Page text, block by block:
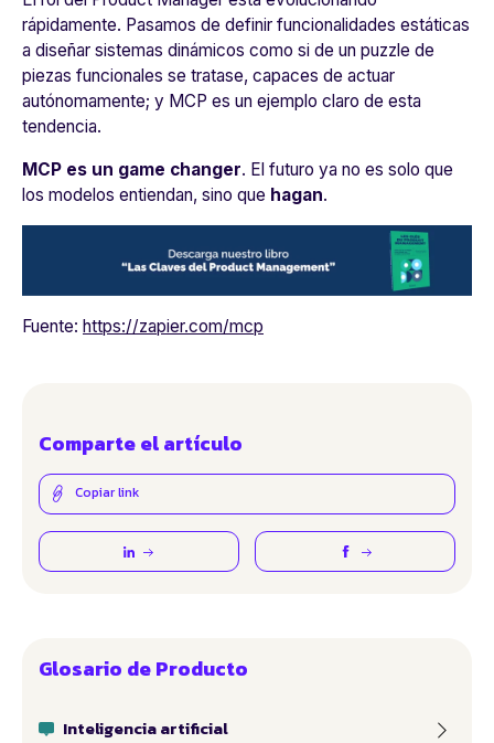
rápidamente. Pasamos de definir funcionalidades estáticas
a diseñar sistemas dinámicos como si de un puzzle de
piezas funcionales se tratase, capaces de actuar
autónomamente; y MCP es un ejemplo claro de esta
tendencia.
MCP es un game changer. El futuro ya no es solo que
los modelos entiendan, sino que hagan.
Fuente: https://zapier.com/mcp
Comparte el artículo
Copiar link
Glosario de Producto
Inteligencia artificial